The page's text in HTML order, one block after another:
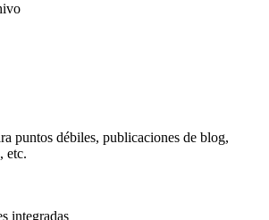
puntos débiles, publicaciones de blog,
etc.
integradas